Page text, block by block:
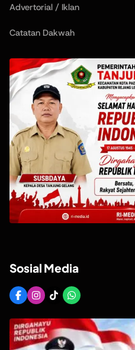
Advertorial / Iklan
Catatan Dakwah
Sosial Media